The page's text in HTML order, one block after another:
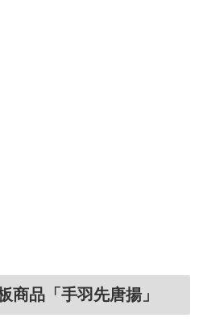
商品「手羽先唐揚」